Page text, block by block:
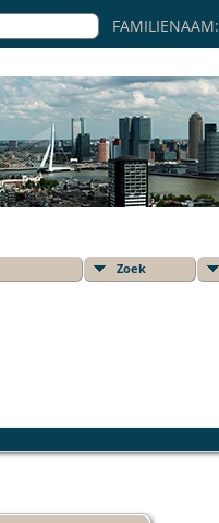
FAMILIENAAM:
Zoek